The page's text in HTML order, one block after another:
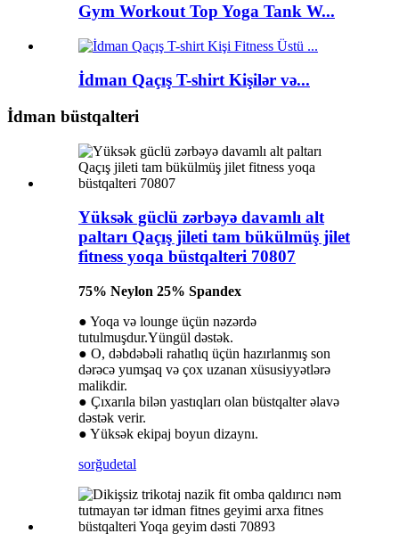
Gym Workout Top Yoga Tank W...
İdman Qaçış T-shirt Kişilər və...
İdman büstqalteri
Yüksək güclü zərbəyə davamlı alt
paltarı Qaçış jileti tam bükülmüş jilet
fitness yoqa büstqalteri 70807
75% Neylon 25% Spandex
● Yoqa və lounge üçün nəzərdə
tutulmuşdur.Yüngül dəstək.
● O, dəbdəbəli rahatlıq üçün hazırlanmış son
dərəcə yumşaq və çox uzanan xüsusiyyətlərə
malikdir.
● Çıxarıla bilən yastıqları olan büstqalter əlavə
dəstək verir.
● Yüksək ekipaj boyun dizaynı.
sorğudetal